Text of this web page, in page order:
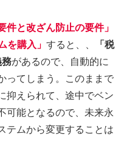
件と改ざん防止の要件」
を購入」すると、、
「税
務があるので、自動的に
ってしまう。このままで
抑えられて、途中でベン
可能となるので、未来永
テムから変更することは